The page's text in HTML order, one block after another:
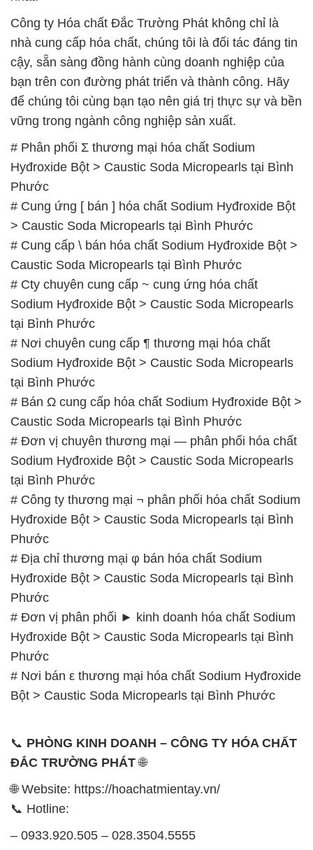
để chúng tôi cùng bạn tạo nên giá trị thực sự và bền
vững trong ngành công nghiệp sản xuất.
# Phân phối Σ thương mại hóa chất Sodium
Hyđroxide Bột > Caustic Soda Micropearls tại Bình
Phước
# Cung ứng [ bán ] hóa chất Sodium Hyđroxide Bột
> Caustic Soda Micropearls tại Bình Phước
# Cung cấp \ bán hóa chất Sodium Hyđroxide Bột >
Caustic Soda Micropearls tại Bình Phước
# Cty chuyên cung cấp ~ cung ứng hóa chất
Sodium Hyđroxide Bột > Caustic Soda Micropearls
tại Bình Phước
# Nơi chuyên cung cấp ¶ thương mại hóa chất
Sodium Hyđroxide Bột > Caustic Soda Micropearls
tại Bình Phước
# Bán Ω cung cấp hóa chất Sodium Hyđroxide Bột >
Caustic Soda Micropearls tại Bình Phước
# Đơn vị chuyên thương mại — phân phối hóa chất
Sodium Hyđroxide Bột > Caustic Soda Micropearls
tại Bình Phước
# Công ty thương mại ¬ phân phối hóa chất Sodium
Hyđroxide Bột > Caustic Soda Micropearls tại Bình
Phước
# Địa chỉ thương mại φ bán hóa chất Sodium
Hyđroxide Bột > Caustic Soda Micropearls tại Bình
Phước
# Đơn vị phân phối ► kinh doanh hóa chất Sodium
Hyđroxide Bột > Caustic Soda Micropearls tại Bình
Phước
# Nơi bán ε thương mại hóa chất Sodium Hyđroxide
Bột > Caustic Soda Micropearls tại Bình Phước
📞PHÒNG KINH DOANH – CÔNG TY HÓA CHẤT
ĐẮC TRƯỜNG PHÁT🌐
🌐 Website: https://hoachatmientay.vn/
– 0933.920.505 – 028.3504.5555
028.3756.1841- 028.3756.1842
0902.765.866